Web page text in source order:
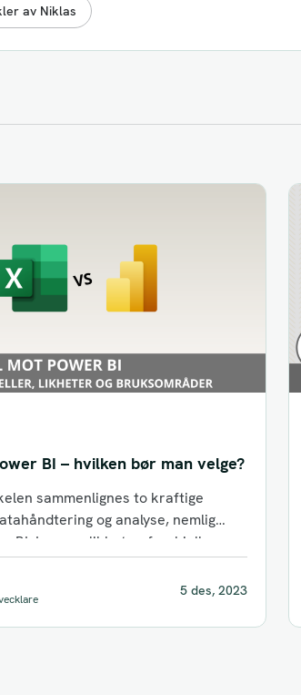
av Niklas
BI – hvilken bør man velge?
sammenlignes to kraftige
og analyse, nemlig
BI. Lær om likheter, forskjeller...
5 des, 2023